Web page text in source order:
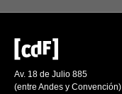
Av. 18 de Julio 885
(entre Andes y Convención)